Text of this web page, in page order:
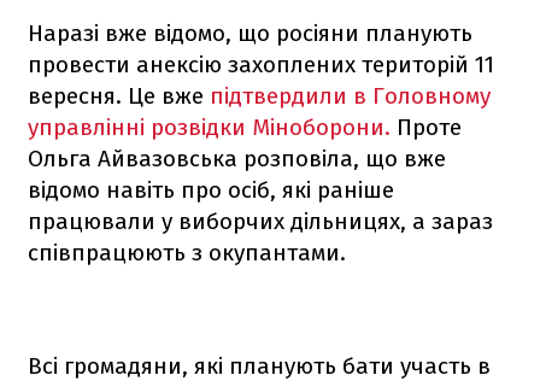
Наразі вже відомо, що росіяни планують
провести анексію захоплених територій 11
вересня. Це вже підтвердили в Головному
управлінні розвідки Міноборони. Проте
Ольга Айвазовська розповіла, що вже
відомо навіть про осіб, які раніше
працювали у виборчих дільницях, а зараз
співпрацюють з окупантами.
Всі громадяни, які планують бати участь в